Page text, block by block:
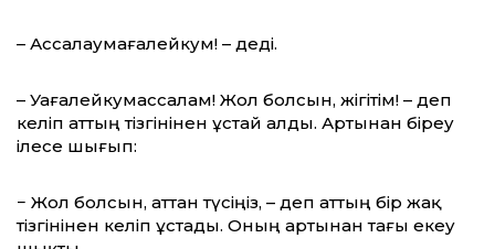
– Ассалаумағалейкум! – деді.
– Уағалейкумассалам! Жол болсын, жігітім! – деп
келіп аттың тізгінінен ұстай алды. Артынан біреу
ілесе шығып:
− Жол болсын, аттан түсіңіз, – деп аттың бір жақ
тізгінінен келіп ұстады. Оның артынан тағы екеу